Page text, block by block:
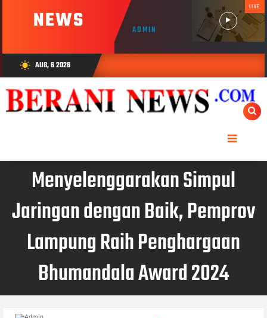
NEWS ADMIN
LIVE
wb_sunny AUG, 6 2026
Menyelenggarakan Simpul
Jaringan dengan Baik, Pemprov
Lampung Raih Penghargaan
Bhumandala Award 2024